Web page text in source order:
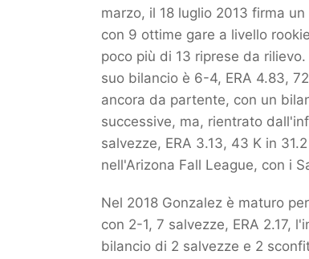
marzo, il 18 luglio 2013 firma
con 9 ottime gare a livello
poco più di 13 riprese da
suo bilancio è 6-4, ERA 4.83,
ancora da partente, con un
successive, ma, rientrato
salvezze, ERA 3.13, 43 K in
nell'Arizona Fall League, con i
Nel 2018 Gonzalez è maturo
con 2-1, 7 salvezze, ERA 2.17,
bilancio di 2 salvezze e 2